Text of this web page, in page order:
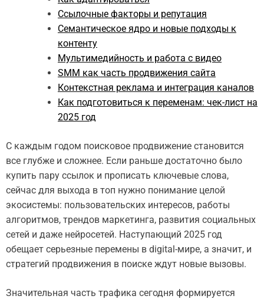
Ссылочные факторы и репутация
Семантическое ядро и новые подходы к
контенту
Мультимедийность и работа с видео
SMM как часть продвижения сайта
Контекстная реклама и интеграция каналов
Как подготовиться к переменам: чек-лист на
2025 год
С каждым годом поисковое продвижение становится
все глубже и сложнее. Если раньше достаточно было
купить пару ссылок и прописать ключевые слова,
сейчас для выхода в топ нужно понимание целой
экосистемы: пользовательских интересов, работы
алгоритмов, трендов маркетинга, развития социальных
сетей и даже нейросетей. Наступающий 2025 год
обещает серьезные перемены в digital-мире, а значит, и
стратегий продвижения в поиске ждут новые вызовы.
Значительная часть трафика сегодня формируется